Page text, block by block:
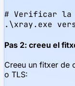
# Verificar la
.\xray.exe
Pas 2: creeu el
Creeu un fitxer de
o TLS: